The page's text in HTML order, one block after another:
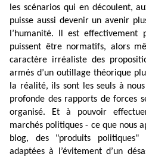
les scénarios qui en découlent,
puisse aussi devenir un avenir
l’humanité. Il est effectivement
puissent être normatifs, alors
caractère irréaliste des
armés d’un outillage théorique
la réalité, ils sont les seuls à
profonde des rapports de forces
organisé. Et à pouvoir
marchés politiques - ce que nous
blog, des "produits
adaptées à l’évitement d’un